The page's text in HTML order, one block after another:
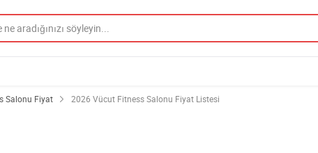
Salonu Fiyat 2026 Vücut Fitness Salonu Fiyat Listesi